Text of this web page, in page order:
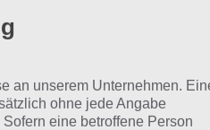
an unserem Unternehmen.
ohne jede Angabe
eine betroffene Person